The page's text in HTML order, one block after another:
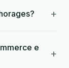
+
e
+